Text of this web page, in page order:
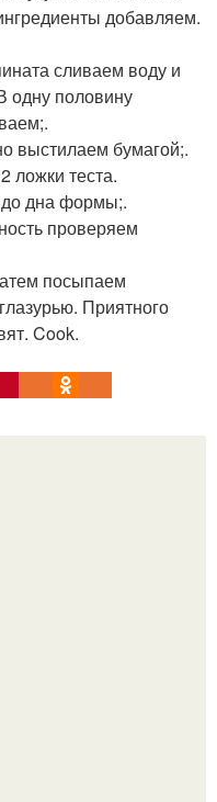
добавляем.
сливаем воду и
одну половину
выстилаем бумагой;.
ложки теста.
до дна формы;.
проверяем
посыпаем
Приятного
Cook.